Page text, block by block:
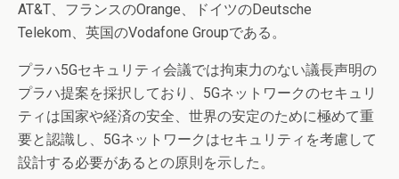
AT&T、フランスのOrange、ドイツのDeutsche
Telekom、英国のVodafone Groupである。
プラハ5Gセキュリティ会議では拘束力のない議長声明の
プラハ提案を採択しており、5Gネットワークのセキュリ
ティは国家や経済の安全、世界の安定のために極めて重
要と認識し、5Gネットワークはセキュリティを考慮して
設計する必要があるとの原則を示した。